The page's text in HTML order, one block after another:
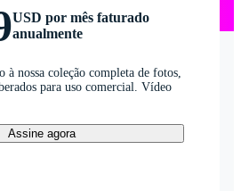
USD por mês faturado
anualmente
à nossa coleção completa de fotos,
para uso comercial. Vídeo
Assine agora